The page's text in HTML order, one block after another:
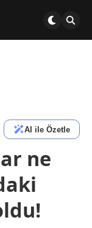
AI ile Özetle
ne